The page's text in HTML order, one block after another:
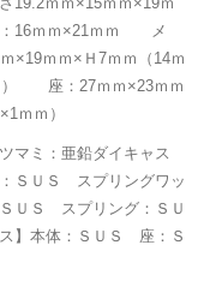
16ｍｍ×21ｍｍ メ
×19ｍｍ×Ｈ7ｍｍ（14ｍ
） 座：27ｍｍ×23ｍｍ
ｍｍ）
ツマミ：亜鉛ダイキャス
ＳＵＳ スプリングワッ
ＵＳ スプリング：ＳＵ
】本体：ＳＵＳ 座：Ｓ